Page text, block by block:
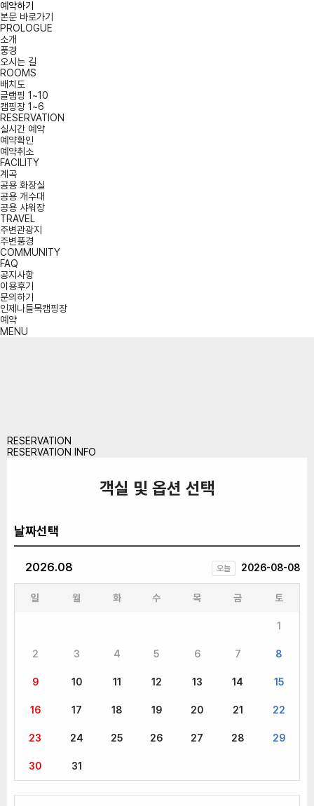
예약하기
본문 바로가기
PROLOGUE
소개
풍경
오시는 길
ROOMS
배치도
글램핑 1~10
캠핑장 1~6
RESERVATION
실시간 예약
예약확인
예약취소
FACILITY
계곡
공용 화장실
공용 개수대
공용 샤워장
TRAVEL
주변관광지
주변풍경
COMMUNITY
FAQ
공지사항
이용후기
문의하기
인제나들목캠핑장
예약
MENU
RESERVATION
RESERVATION INFO
객실 및 옵션 선택
날짜선택
2026.08 오늘 2026-08-08
일 월 화 수 목 금 토
1
2 3 4 5 6 7 8
9 10 11 12 13 14 15
16 17 18 19 20 21 22
23 24 25 26 27 28 29
30 31